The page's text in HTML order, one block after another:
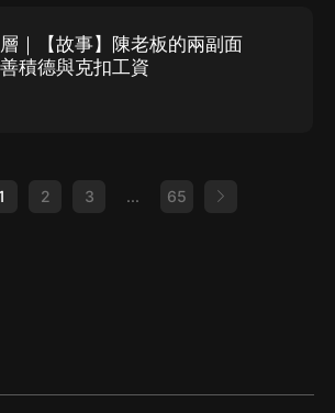
｜【故事】陳老板的兩副面
積德與克扣工資
2 3 ... 65